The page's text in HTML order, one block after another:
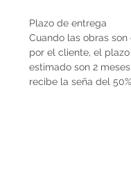
Plazo de entrega
Cuando las obras
por el cliente, el
estimado son 2
recibe la seña del